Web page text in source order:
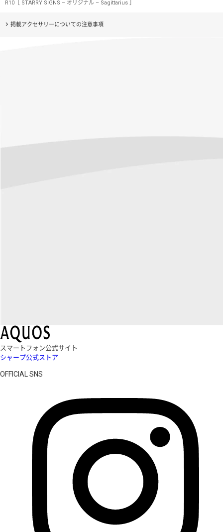
R10［ STARRY SIGNS – オリジナル – Sagittarius ］
掲載アクセサリーについての注意事項
スマートフォン公式サイト
シャープ公式ストア
OFFICIAL SNS